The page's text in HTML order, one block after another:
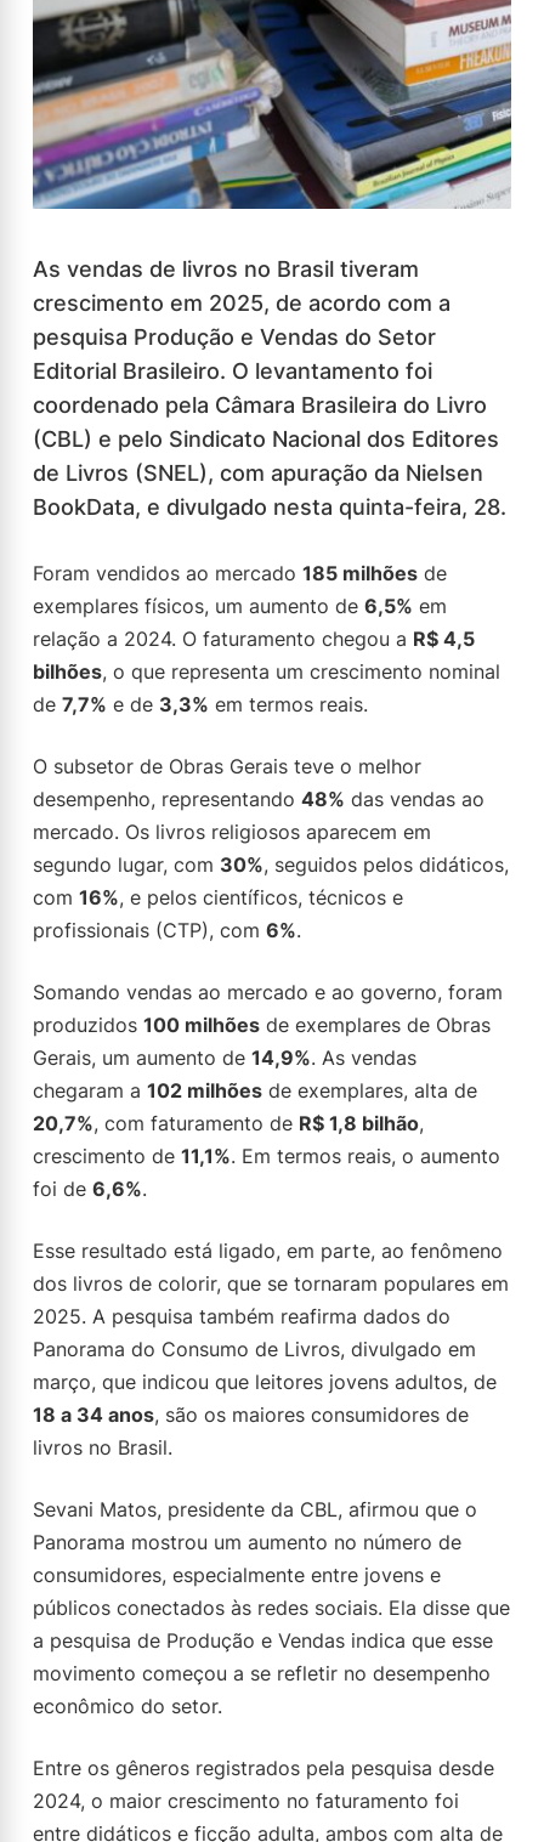
As vendas de livros no Brasil tiveram
crescimento em 2025, de acordo com a
pesquisa Produção e Vendas do Setor
Editorial Brasileiro. O levantamento foi
coordenado pela Câmara Brasileira do Livro
(CBL) e pelo Sindicato Nacional dos Editores
de Livros (SNEL), com apuração da Nielsen
BookData, e divulgado nesta quinta-feira, 28.
Foram vendidos ao mercado 185 milhões de
exemplares físicos, um aumento de 6,5% em
relação a 2024. O faturamento chegou a R$ 4,5
bilhões, o que representa um crescimento nominal
de 7,7% e de 3,3% em termos reais.
O subsetor de Obras Gerais teve o melhor
desempenho, representando 48% das vendas ao
mercado. Os livros religiosos aparecem em
segundo lugar, com 30%, seguidos pelos didáticos,
com 16%, e pelos científicos, técnicos e
profissionais (CTP), com 6%.
Somando vendas ao mercado e ao governo, foram
produzidos 100 milhões de exemplares de Obras
Gerais, um aumento de 14,9%. As vendas
chegaram a 102 milhões de exemplares, alta de
20,7%, com faturamento de R$ 1,8 bilhão,
crescimento de 11,1%. Em termos reais, o aumento
foi de 6,6%.
Esse resultado está ligado, em parte, ao fenômeno
dos livros de colorir, que se tornaram populares em
2025. A pesquisa também reafirma dados do
Panorama do Consumo de Livros, divulgado em
março, que indicou que leitores jovens adultos, de
18 a 34 anos, são os maiores consumidores de
livros no Brasil.
Sevani Matos, presidente da CBL, afirmou que o
Panorama mostrou um aumento no número de
consumidores, especialmente entre jovens e
públicos conectados às redes sociais. Ela disse que
a pesquisa de Produção e Vendas indica que esse
movimento começou a se refletir no desempenho
econômico do setor.
Entre os gêneros registrados pela pesquisa desde
2024, o maior crescimento no faturamento foi
entre didáticos e ficção adulta, ambos com alta de